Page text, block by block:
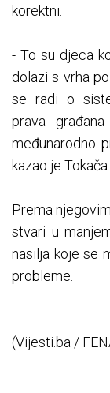
korektni.
- To su djeca
dolazi s vrha
se radi o
prava
međunarodno
kazao je Tokača.
Prema
stvari u
nasilja koje se
probleme.
(Vijesti.ba /